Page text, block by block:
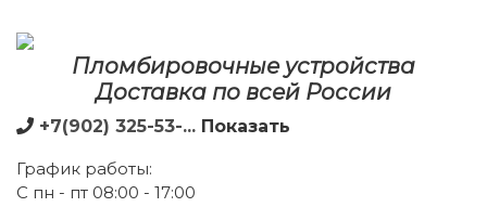
Пломбировочные устройства
Доставка по всей России
+7(902) 325-53-... Показать
График работы:
С пн - пт 08:00 - 17:00